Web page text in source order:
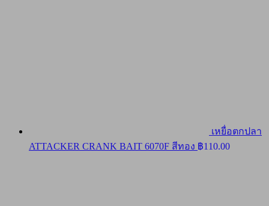
เหยื่อตกปลา
ATTACKER CRANK BAIT 6070F สีทอง ฿110.00